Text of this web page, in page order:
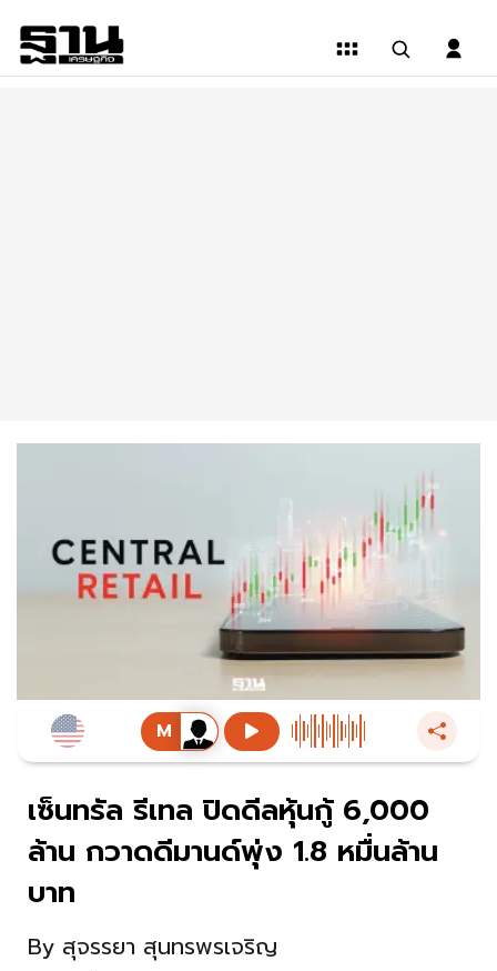
เซ็นทรัล รีเทล ปิดดีลหุ้นกู้ 6,000
ล้าน กวาดดีมานด์พุ่ง 1.8 หมื่นล้าน
บาท
By สุจรรยา สุนทรพรเจริญ